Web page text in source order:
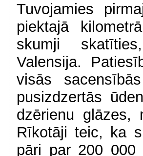
Tuvojamies
piektajā
skumji
Valensija.
visās
pusizdzertās
dzērienu
Rīkotāji teic, ka
pāri par 200 000